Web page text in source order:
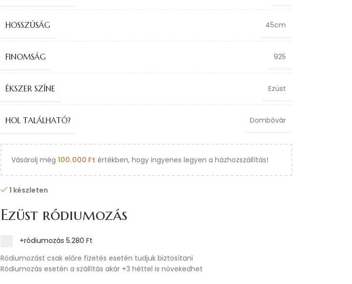
HOSSZÚSÁG 45cm
FINOMSÁG 925
ÉKSZER SZÍNE Ezüst
HOL TALÁLHATÓ? Dombóvár
Vásárolj még 100.000 Ft értékben, hogy ingyenes legyen a házhozszállítás!
1 készleten
Ezüst ródiumozás
+ródiumozás 5.280 Ft
Ródiumozást csak előre fizetés esetén tudjuk biztosítani
Ródiumozás esetén a szállítás akár +3 héttel is növekedhet